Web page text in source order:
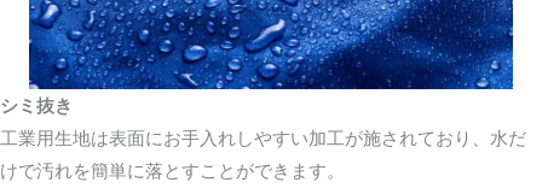
シミ抜き
工業用生地は表面にお手入れしやすい加工が施されており、水だ
けで汚れを簡単に落とすことができます。